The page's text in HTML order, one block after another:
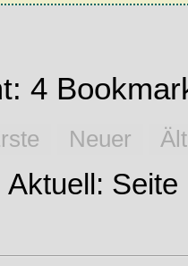
4
Neuer
Aktuell: Seite